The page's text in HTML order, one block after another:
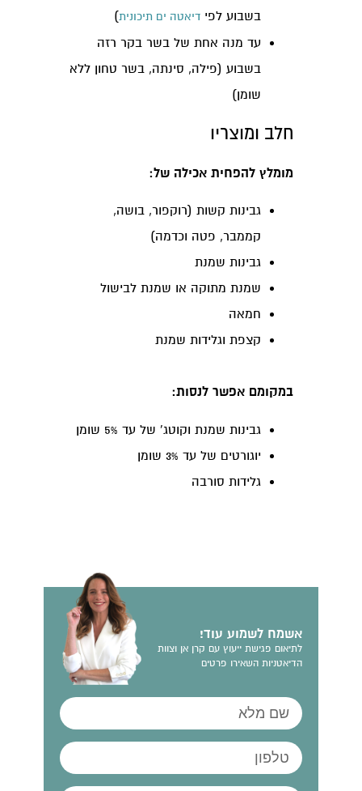
בשבוע לפידיאטה ים תיכונית)
עד מנה אחת של בשר בקר רזה
בשבוע (פילה, סינתה, בשר טחון ללא
שומן)
חלב ומוצריו
מומלץ להפחית אכילה של:
גבינות קשות (רוקפור, בושה,
קממבר, פטה וכדמה)
גבינות שמנת
שמנת מתוקה או שמנת לבישול
חמאה
קצפת וגלידות שמנת
במקומם אפשר לנסות:
גבינות שמנת וקוטג' של עד 5% שומן
יוגורטים של עד 3% שומן
גלידות סורבה
אשמח לשמוע עוד!
לתיאום פגישת ייעוץ עם קרן אן וצוות
הדיאטניות השאירו פרטים